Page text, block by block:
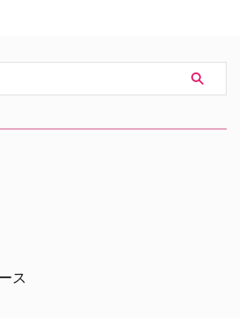
ある
取
うた
ドラマ化？ 1990年にNBCの旗艦
番組『LAW & ORDER』の脚本家
ーやスピンオフ作品『LAW &
ス